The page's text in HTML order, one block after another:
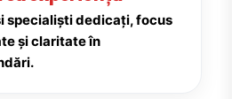
specialiști dedicați, focus
și claritate în